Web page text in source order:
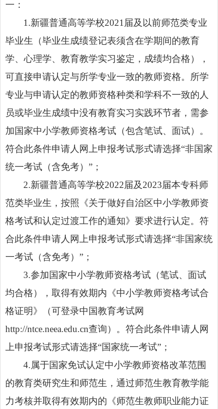
一：
1.新疆普通高等学校2021届及以前师范类专业
毕业生（毕业生成绩登记表须含在学期间的教育
学、心理学、教育教学实习鉴定，成绩均合格），
可直接申请认定与所学专业一致的教师资格。所学
专业与申请认定的教师资格种类和学科不一致的人
员或毕业生成绩中没有教育实习实践环节者，需参
加国家中小学教师资格考试（包含笔试、面试）。
符合此条件申请人网上申报考试形式请选择“非国家
统一考试（含免考）”；
2.新疆普通高等学校2022届及2023届本专科师
范类毕业生，按照《关于做好自治区中小学教师资
格考试和认定过渡工作的通知》要求进行认定。符
合此条件申请人网上申报考试形式请选择“非国家统
一考试（含免考）”；
3.参加国家中小学教师资格考试（笔试、面试
均合格），取得有效期内《中小学教师资格考试合
格证明》（可登录中国教育考试网
http://ntce.neea.edu.cn查询）。符合此条件申请人网
上申报考试形式请选择“国家统一考试”；
4.属于国家免试认定中小学教师资格改革范围
的教育类研究生和师范生，通过师范生教育教学能
力考核并取得有效期内的《师范生教师职业能力证